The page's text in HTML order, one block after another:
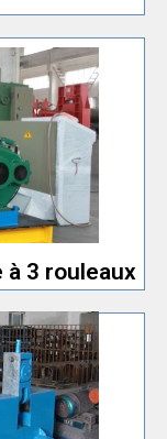
3 rouleaux
à 3
le moins cher.
à utiliser.
des pièces
un modèle